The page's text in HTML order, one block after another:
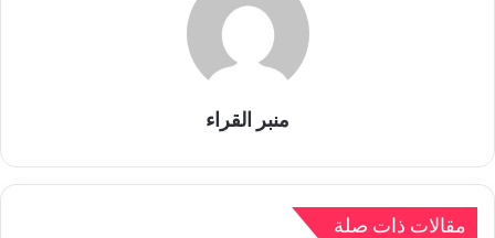
منبر القراء
مقالات ذات صلة